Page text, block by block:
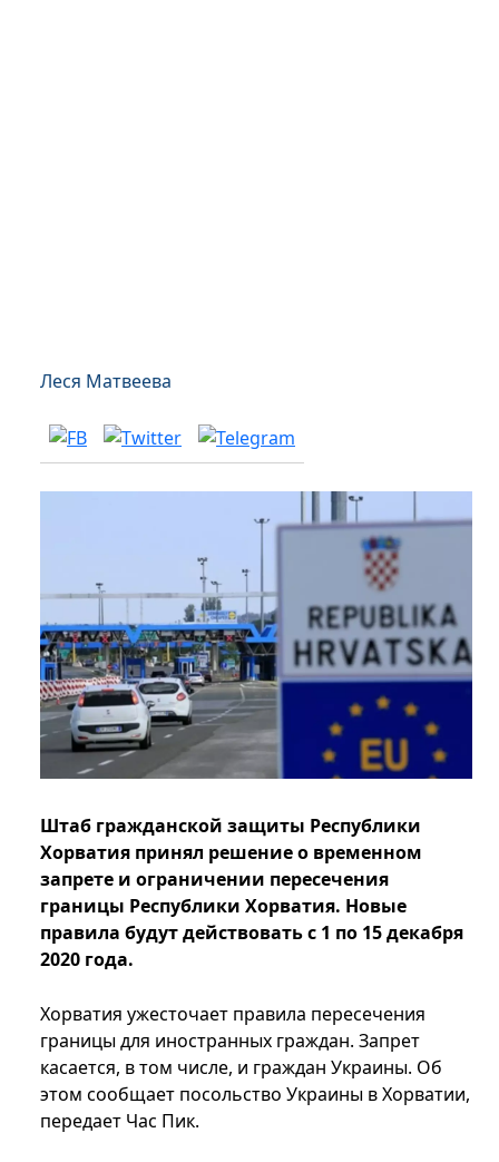
Леся Матвеева
Штаб гражданской защиты Республики
Хорватия принял решение о временном
запрете и ограничении пересечения
границы Республики Хорватия. Новые
правила будут действовать с 1 по 15 декабря
2020 года.
Хорватия ужесточает правила пересечения
границы для иностранных граждан. Запрет
касается, в том числе, и граждан Украины. Об
этом сообщает посольство Украины в Хорватии,
передает Час Пик.